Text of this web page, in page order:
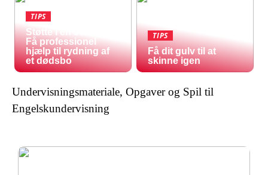
TIPS
Støtte i en svær tid:
Få professionel
hjælp til rydning af
et dødsbo
TIPS
Få dit gulv til at
skinne igen
Undervisningsmateriale, Opgaver og Spil til
Engelskundervisning